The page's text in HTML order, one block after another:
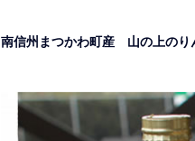
南信州まつかわ町産 山の上のり